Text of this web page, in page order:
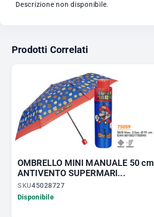
Descrizione non disponibile.
Prodotti Correlati
OMBRELLO MINI MANUALE 50 cm
ANTIVENTO SUPERMARI...
SKU45028727
Disponibile